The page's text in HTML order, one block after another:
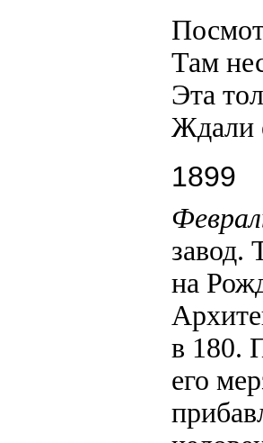
Там
Эта
Ждали
1899
завод.
на
в 180.
его